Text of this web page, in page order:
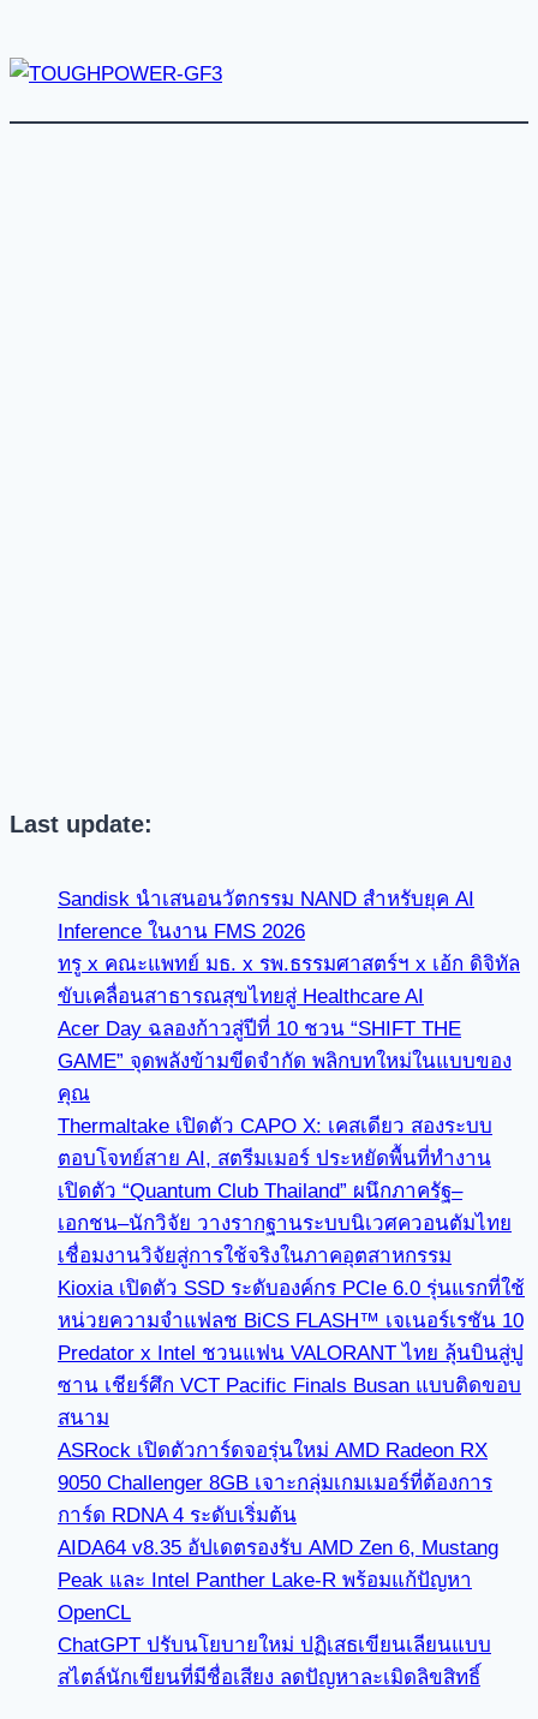
Last update:
Sandisk นำเสนอนวัตกรรม NAND สำหรับยุค AI
Inference ในงาน FMS 2026
ทรู x คณะแพทย์ มธ. x รพ.ธรรมศาสตร์ฯ x เอ้ก ดิจิทัล
ขับเคลื่อนสาธารณสุขไทยสู่ Healthcare AI
Acer Day ฉลองก้าวสู่ปีที่ 10 ชวน “SHIFT THE
GAME” จุดพลังข้ามขีดจำกัด พลิกบทใหม่ในแบบของ
คุณ
Thermaltake เปิดตัว CAPO X: เคสเดียว สองระบบ
ตอบโจทย์สาย AI, สตรีมเมอร์ ประหยัดพื้นที่ทำงาน
เปิดตัว “Quantum Club Thailand” ผนึกภาครัฐ–
เอกชน–นักวิจัย วางรากฐานระบบนิเวศควอนตัมไทย
เชื่อมงานวิจัยสู่การใช้จริงในภาคอุตสาหกรรม
Kioxia เปิดตัว SSD ระดับองค์กร PCIe 6.0 รุ่นแรกที่ใช้
หน่วยความจำแฟลช BiCS FLASH™ เจเนอร์เรชัน 10
Predator x Intel ชวนแฟน VALORANT ไทย ลุ้นบินสู่ปู
ซาน เชียร์ศึก VCT Pacific Finals Busan แบบติดขอบ
สนาม
ASRock เปิดตัวการ์ดจอรุ่นใหม่ AMD Radeon RX
9050 Challenger 8GB เจาะกลุ่มเกมเมอร์ที่ต้องการ
การ์ด RDNA 4 ระดับเริ่มต้น
AIDA64 v8.35 อัปเดตรองรับ AMD Zen 6, Mustang
Peak และ Intel Panther Lake-R พร้อมแก้ปัญหา
OpenCL
ChatGPT ปรับนโยบายใหม่ ปฏิเสธเขียนเลียนแบบ
สไตล์นักเขียนที่มีชื่อเสียง ลดปัญหาละเมิดลิขสิทธิ์